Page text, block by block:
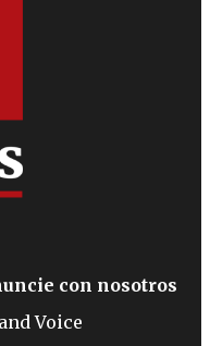
con nosotros
Voice